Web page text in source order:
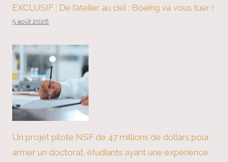
EXCLUSIF : De l’atelier au ciel : Boeing va vous tuer !
5 août 2026
Un projet pilote NSF de 47 millions de dollars pour
armer un doctorat. étudiants ayant une expérience